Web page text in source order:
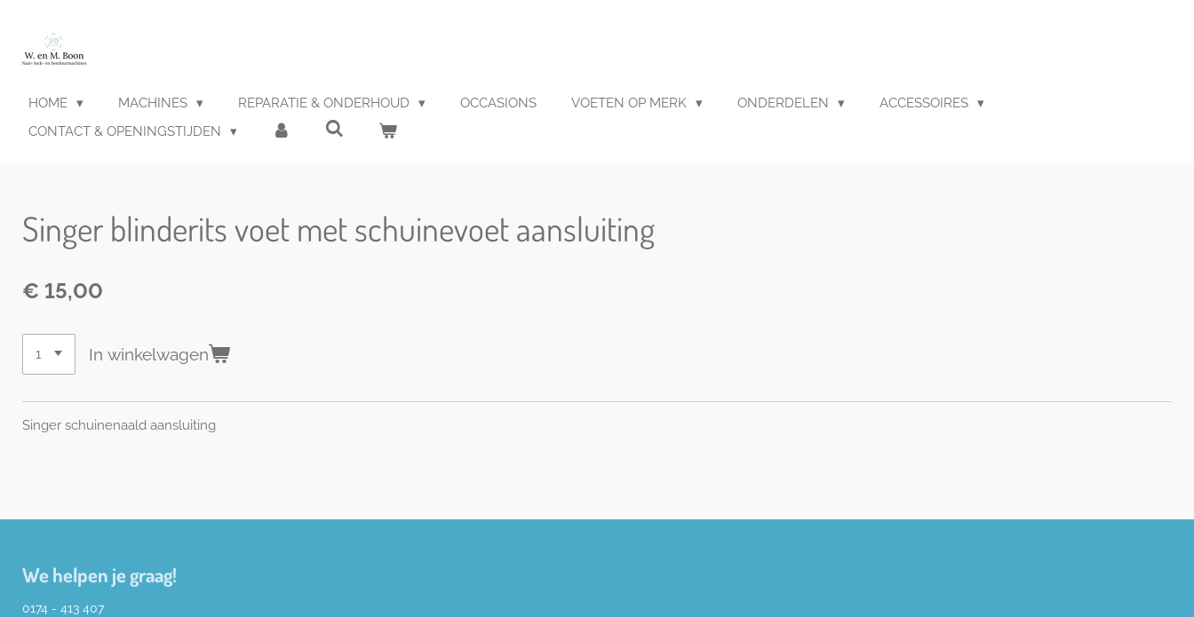
naar
hoofdinhoud
HOME MACHINES REPARATIE & ONDERHOUD OCCASIONS VOETEN OP MERK ONDERDELEN
ACCESSOIRES
CONTACT & OPENINGSTIJDEN
Singer blinderits voet met schuinevoet aansluiting
€ 15,00
In winkelwagen
Singer schuinenaald aansluiting
We helpen je graag!
0174 - 413 407